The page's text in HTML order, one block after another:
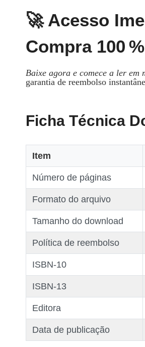
🚀 Acesso
Compra 100
Baixe agora e comece a ler em
garantia de reembolso
Ficha Técnica
Item
Número de páginas
Formato do arquivo
Tamanho do download
Política de reembolso
ISBN‑10
ISBN‑13
Editora
Data de publicação